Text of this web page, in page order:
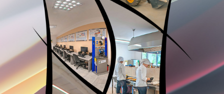
https://zsckrsejny.wkraj.pl
Mapa serwisu